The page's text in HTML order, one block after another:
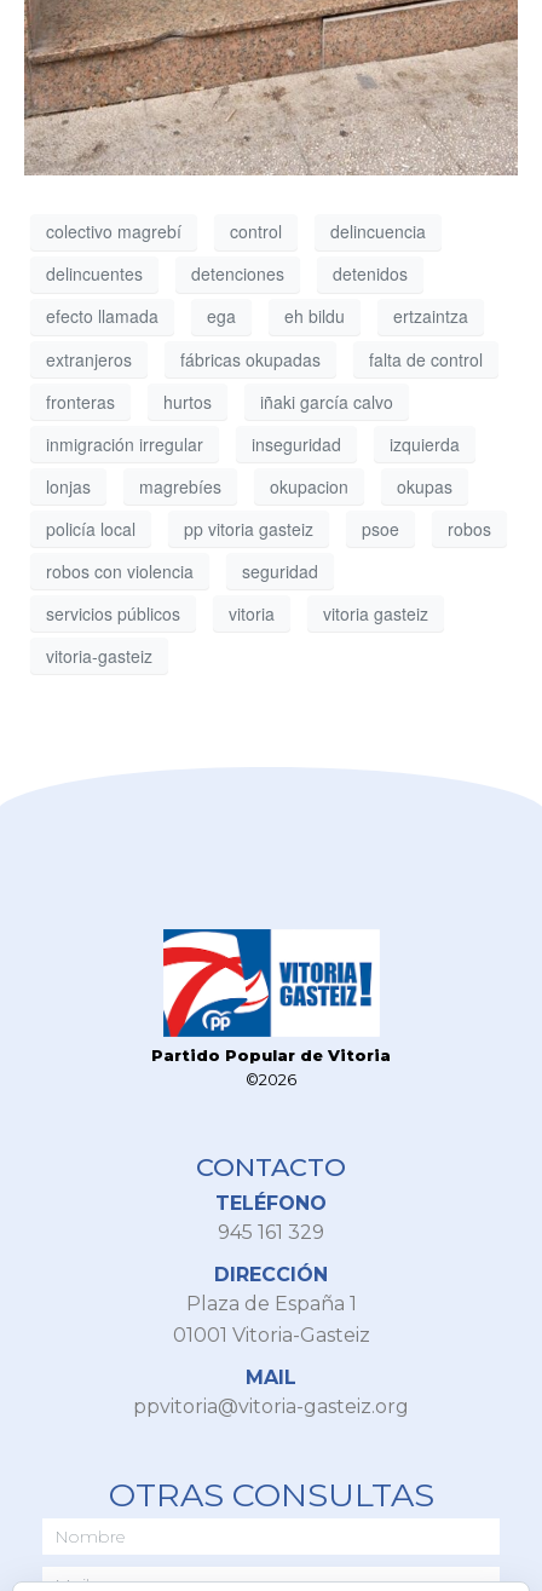
colectivo magrebí control
delincuencia
delincuentes
detenciones
detenidos
efecto llamada
ega eh bildu
ertzaintza
extranjeros
fábricas okupadas
falta de control
fronteras
hurtos
iñaki garcía calvo
inmigración irregular
inseguridad
izquierda
lonjas
magrebíes okupacion
okupas
policía local
pp vitoria gasteiz psoe
robos
robos con violencia
seguridad
servicios públicos
vitoria
vitoria gasteiz
vitoria-gasteiz
Partido Popular de Vitoria
©2026
CONTACTO
TELÉFONO
945 161 329
DIRECCIÓN
Plaza de España 1
01001 Vitoria-Gasteiz
MAIL
ppvitoria@vitoria-gasteiz.org
OTRAS CONSULTAS